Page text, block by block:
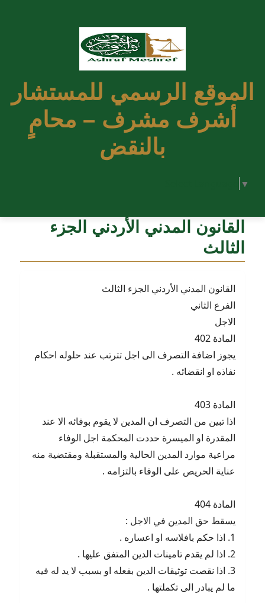
الموقع الرسمي للمستشار
أشرف مشرف – محامٍ
بالنقض
▼
القانون المدني الأردني الجزء
الثالث
القانون المدني الأردني الجزء الثالث
الفرع الثاني
الاجل
المادة 402
يجوز اضافة التصرف الى اجل تترتب عند حلوله احكام
نفاذه او انقضائه .
المادة 403
اذا تبين من التصرف ان المدين لا يقوم بوفائه الا عند
المقدرة او الميسرة حددت المحكمة اجل الوفاء
مراعية موارد المدين الحالية والمستقبلة ومقتضية منه
عناية الحريص على الوفاء بالتزامه .
المادة 404
يسقط حق المدين في الاجل :
1. اذا حكم بافلاسه او اعساره .
2. اذا لم يقدم تامينات الدين المتفق عليها .
3. اذا نقصت توثيقات الدين بفعله او بسبب لا يد له فيه
ما لم يبادر الى تكملتها .